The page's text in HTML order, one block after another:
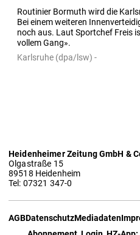
Routinier Bormuth wird die
Bei einem weiteren
noch aus. Laut Sportchef Freis
vollem Gang».
Karlsruhe (dpa/lsw) -
Heidenheimer Zeitung GmbH &
Olgastraße 15
89518 Heidenheim
Tel: 07321 347-0
AGBDatenschutzMediadaten